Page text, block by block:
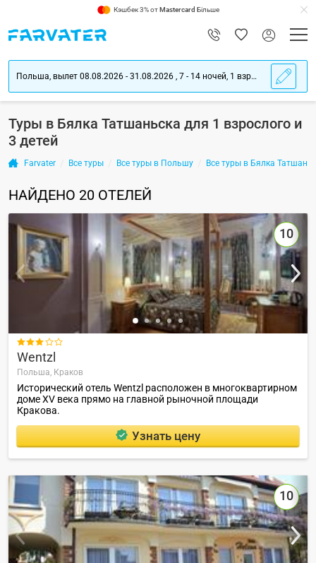
Кэшбек 3% отMastercard Більше
Польша, вылет 08.08.2026 - 31.08.2026 , 7 - 14 ночей, 1 взрослого
Туры в Бялка Татшаньска для 1 взрослого и
3 детей
Farvater Все туры Все туры в Польшу Все туры в Бялка
НАЙДЕНО 20 ОТЕЛЕЙ
10

Wentzl
Польша, Краков
Исторический отель Wentzl расположен в многоквартирном
доме XV века прямо на главной рыночной площади
Кракова.
Узнать цену
10